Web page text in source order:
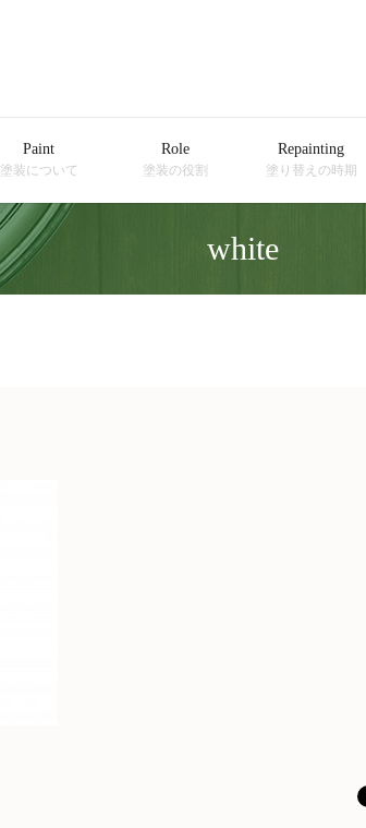
Paint
塗装について
Role
塗装の役割
Repainting
塗り替えの時期
white